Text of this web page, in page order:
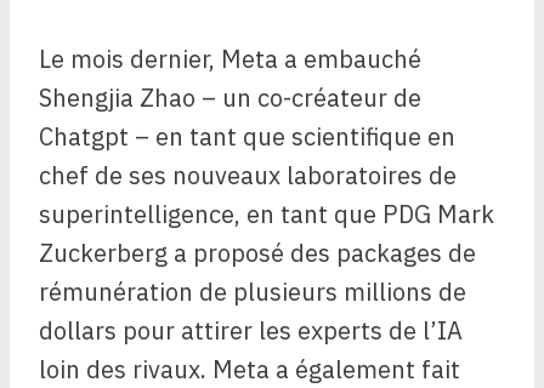
Le mois dernier, Meta a embauché
Shengjia Zhao – un co-créateur de
Chatgpt – en tant que scientifique en
chef de ses nouveaux laboratoires de
superintelligence, en tant que PDG Mark
Zuckerberg a proposé des packages de
rémunération de plusieurs millions de
dollars pour attirer les experts de l’IA
loin des rivaux. Meta a également fait